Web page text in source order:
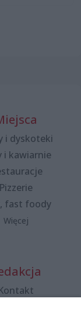
i dyskoteki
i kawiarnie
Pizzerie
fast foody
Więcej